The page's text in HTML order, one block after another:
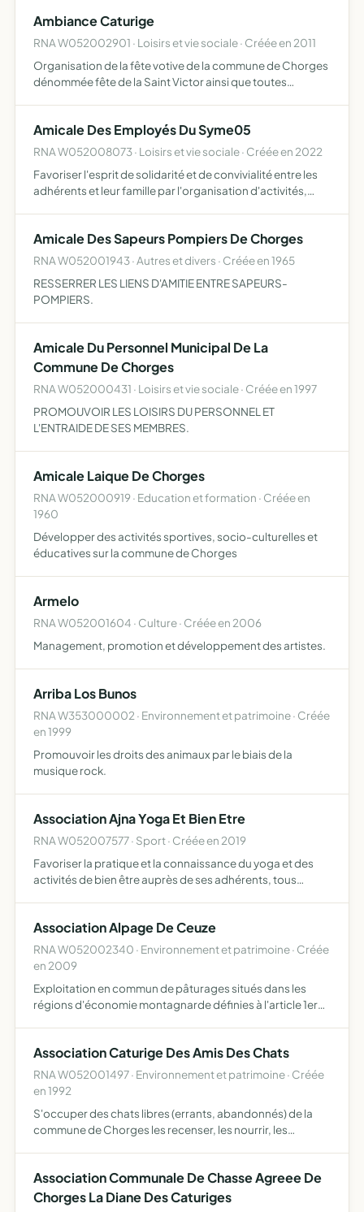
première génér…
Ambiance Caturige
RNA W052002901 · Loisirs et vie sociale · Créée en 2011
Organisation de la fête votive de la commune de Chorges
dénommée fête de la Saint Victor ainsi que toutes
Amicale Des Employés Du Syme05
RNA W052008073 · Loisirs et vie sociale · Créée en 2022
Favoriser l'esprit de solidarité et de convivialité entre les
adhérents et leur famille par l'organisation d'activités,
Amicale Des Sapeurs Pompiers De Chorges
RNA W052001943 · Autres et divers · Créée en 1965
RESSERRER LES LIENS D'AMITIE ENTRE SAPEURS-
POMPIERS.
Amicale Du Personnel Municipal De La
Commune De Chorges
RNA W052000431 · Loisirs et vie sociale · Créée en 1997
PROMOUVOIR LES LOISIRS DU PERSONNEL ET
L'ENTRAIDE DE SES MEMBRES.
Amicale Laique De Chorges
RNA W052000919 · Education et formation · Créée en
1960
Développer des activités sportives, socio-culturelles et
éducatives sur la commune de Chorges
Armelo
RNA W052001604 · Culture · Créée en 2006
Management, promotion et développement des artistes.
Arriba Los Bunos
RNA W353000002 · Environnement et patrimoine · Créée
en 1999
Promouvoir les droits des animaux par le biais de la
musique rock.
Association Ajna Yoga Et Bien Etre
RNA W052007577 · Sport · Créée en 2019
Favoriser la pratique et la connaissance du yoga et des
activités de bien être auprès de ses adhérents, tous
événemen…
Association Alpage De Ceuze
RNA W052002340 · Environnement et patrimoine · Créée
en 2009
Exploitation en commun de pâturages situés dans les
régions d'économie montagnarde définies à l'article 1er
techn…
Association Caturige Des Amis Des Chats
RNA W052001497 · Environnement et patrimoine · Créée
en 1992
S'occuper des chats libres (errants, abandonnés) de la
commune de Chorges les recenser, les nourrir, les
Association Communale De Chasse Agreee De
Chorges La Diane Des Caturiges